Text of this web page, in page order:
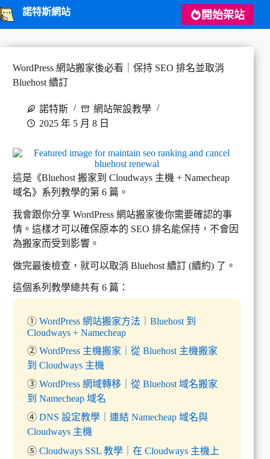
跳
至
諾特斯網站 開始架站
WordPress 網站搬家後必看｜保持 SEO 排名並取消
Bluehost 續訂
諾特斯
網站架設教學
2025 年 5 月 8 日
這是《Bluehost 搬家到 Cloudways 主機 + Namecheap
域名》系列教學的第 6 篇。
我會跟你分享 WordPress 網站搬家後你需要確認的事
情。這樣才可以確保原本的 SEO 排名能保持，不會因
為搬家而受到影響。
做完最後檢查，就可以取消 Bluehost 續訂 (續約) 了。
這個系列教學總共有 6 篇：
① WordPress 網站搬家方法｜Bluehost 到
Cloudways + Namecheap
② WordPress 主機搬家｜從 Bluehost 主機搬家
到 Cloudways 主機
③ WordPress 網域轉移｜從 Bluehost 域名搬家
到 Namecheap 域名
④ DNS 設定教學｜連結 Namecheap 域名與
Cloudways 主機
⑤ Cloudways SSL 教學｜在 Cloudways 主機上